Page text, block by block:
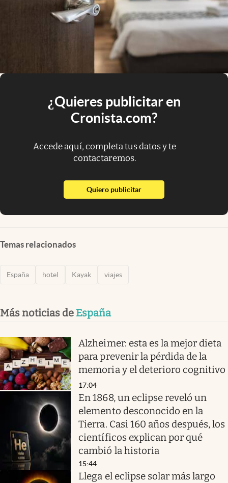
¿Quieres publicitar en
Cronista.com?
Accede aquí, completa tus datos y te
contactaremos.
Quiero publicitarabre en nueva pestaña
Temas relacionados
España hotel Kayak viajes
Más noticias de España
Alzheimer: esta es la mejor dieta
para prevenir la pérdida de la
memoria y el deterioro cognitivo
17:04
En 1868, un eclipse reveló un
elemento desconocido en la
Tierra. Casi 160 años después, los
científicos explican por qué
cambió la historia
15:44
Llega el eclipse solar más largo